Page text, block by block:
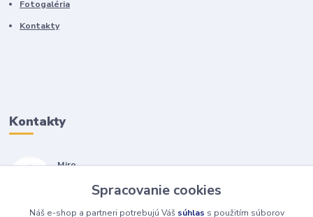
Fotogaléria
Kontakty
Kontakty
Miro
(Po-Pia, 7-17 hod.)
Spracovanie cookies
Náš e-shop a partneri potrebujú Váš súhlas s použitím súborov